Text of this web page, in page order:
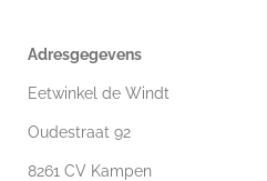
Adresgegevens
Eetwinkel de Windt
Oudestraat 92
8261 CV Kampen